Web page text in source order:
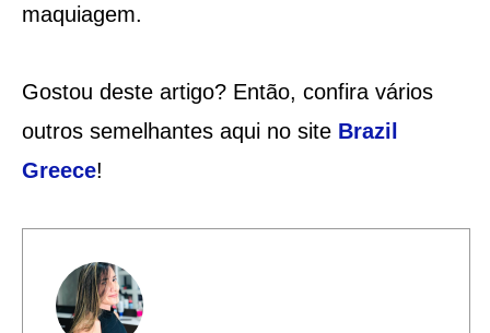
maquiagem.
Gostou deste artigo? Então, confira vários
outros semelhantes aqui no site Brazil
Greece!